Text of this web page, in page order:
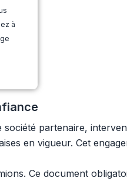
à
partenaire,
en vigueur. Cet
Ce document